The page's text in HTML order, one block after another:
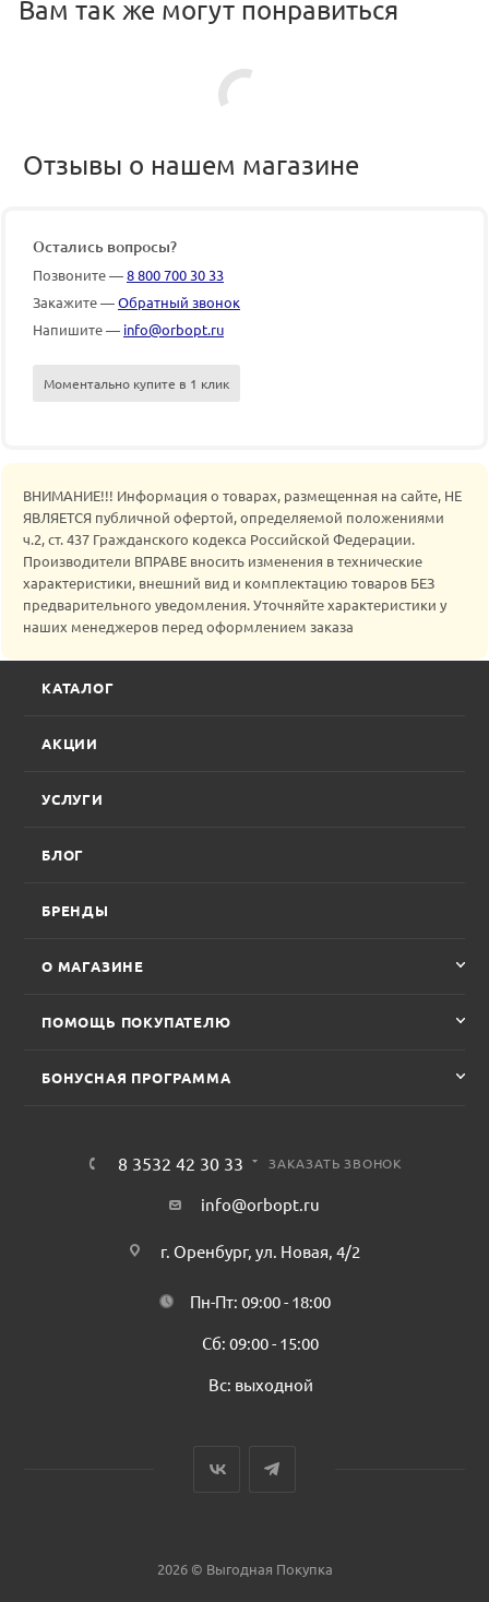
Вам так же могут понравиться
Отзывы о нашем магазине
Остались вопросы?
Позвоните —8 800 700 30 33
Закажите —Обратный звонок
Напишите — info@orbopt.ru
Моментально купите в 1 клик
ВНИМАНИЕ!!! Информация о товарах, размещенная на сайте, НЕ
ЯВЛЯЕТСЯ публичной офертой, определяемой положениями
ч.2, ст. 437 Гражданского кодекса Российской Федерации.
Производители ВПРАВЕ вносить изменения в технические
характеристики, внешний вид и комплектацию товаров БЕЗ
предварительного уведомления. Уточняйте характеристики у
наших менеджеров перед оформлением заказа
КАТАЛОГ
АКЦИИ
УСЛУГИ
БЛОГ
БРЕНДЫ
О МАГАЗИНЕ
ПОМОЩЬ ПОКУПАТЕЛЮ
БОНУСНАЯ ПРОГРАММА
8 3532 42 30 33 ЗАКАЗАТЬ ЗВОНОК
info@orbopt.ru
г. Оренбург, ул. Новая, 4/2
Пн-Пт: 09:00 - 18:00
Сб: 09:00 - 15:00
Вс: выходной
2026 © Выгодная Покупка